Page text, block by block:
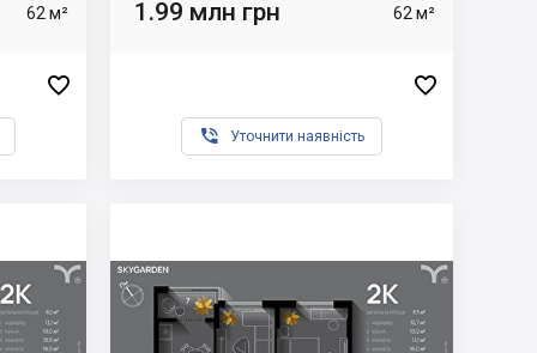
62 м²

1.99 млн грн 62 м²

 Уточнити наявність